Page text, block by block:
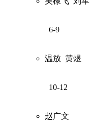
6-9
温放 黄煜
10-12
赵广文